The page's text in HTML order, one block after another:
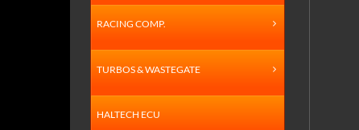
RACING COMP.
TURBOS & WASTEGATE
HALTECH ECU